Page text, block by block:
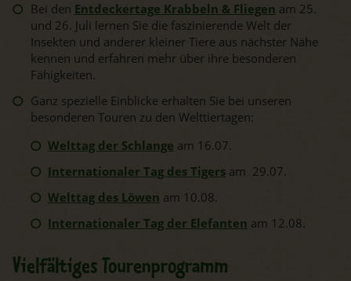
Bei den Entdeckertage Krabbeln & Fliegen am 25.
und 26. Juli lernen Sie die faszinierende Welt der
Insekten und anderer kleiner Tiere aus nächster Nähe
kennen und erfahren mehr über ihre besonderen
Fähigkeiten.
Ganz spezielle Einblicke erhalten Sie bei unseren
besonderen Touren zu den Welttiertagen:
Welttag der Schlange am 16.07.
Internationaler Tag des Tigers am 29.07.
Welttag des Löwen am 10.08.
Internationaler Tag der Elefanten am 12.08.
Vielfältiges Tourenprogramm